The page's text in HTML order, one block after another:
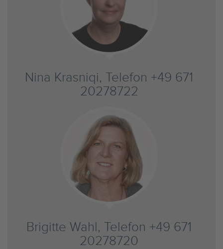
Nina Krasniqi, Telefon +49 671
20278722
Brigitte Wahl, Telefon +49 671
20278720